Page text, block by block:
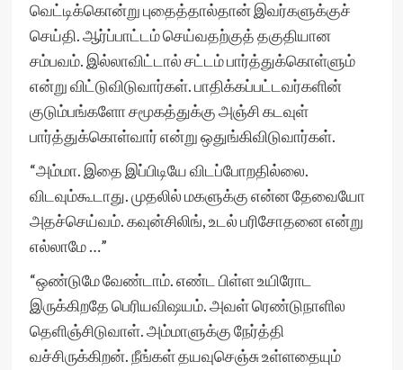
வெட்டிக்கொன்று புதைத்தால்தான் இவர்களுக்குச்
செய்தி. ஆர்ப்பாட்டம் செய்வதற்குத் தகுதியான
சம்பவம். இல்லாவிட்டால் சட்டம் பார்த்துக்கொள்ளும்
என்று விட்டுவிடுவார்கள். பாதிக்கப்பட்டவர்களின்
குடும்பங்களோ சமூகத்துக்கு அஞ்சி கடவுள்
பார்த்துக்கொள்வார் என்று ஒதுங்கிவிடுவார்கள்.
“அம்மா. இதை இப்பிடியே விடப்போறதில்லை.
விடவும்கூடாது. முதலில் மகளுக்கு என்ன தேவையோ
அதச்செய்வம். கவுன்சிலிங், உடல் பரிசோதனை என்று
எல்லாமே …”
“ஒண்டுமே வேண்டாம். எண்ட பிள்ள உயிரோட
இருக்கிறதே பெரியவிஷயம். அவள் ரெண்டுநாளில
தெளிஞ்சிடுவாள். அம்மாளுக்கு நேர்த்தி
வச்சிருக்கிறன். நீங்கள் தயவுசெஞ்சு உள்ளதையும்